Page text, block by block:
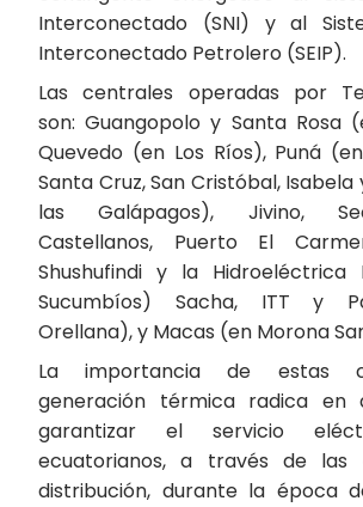
Interconectado (SNI) y al
Interconectado Petrolero (SEIP).
Las centrales operadas por
son: Guangopolo y Santa Rosa
Quevedo (en Los Ríos), Puná
Santa Cruz, San Cristóbal,
las Galápagos), Jivino,
Castellanos, Puerto El
Shushufindi y la Hidroeléctrica
Sucumbíos) Sacha, ITT y
Orellana), y Macas (en Morona
La importancia de estas
generación térmica radica en
garantizar el servicio
ecuatorianos, a través de las
distribución, durante la época